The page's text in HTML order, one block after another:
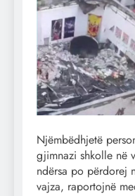
Njëmbëdhjetë
gjimnazi shkolle në
ndërsa po përdorej
vajza, raportojnë